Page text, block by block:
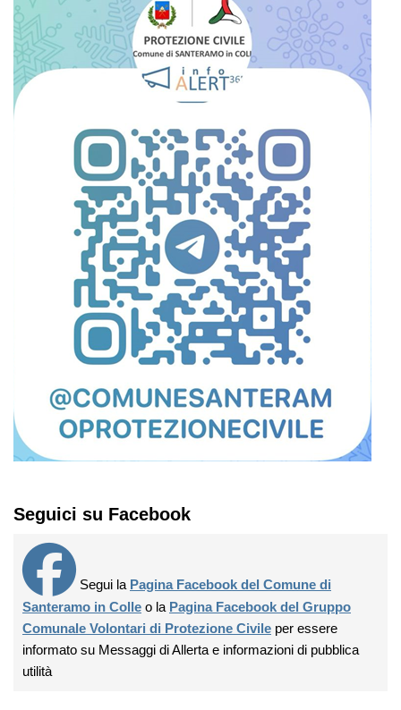
Seguici su Facebook
Segui la Pagina Facebook del Comune di
Santeramo in Colle o la Pagina Facebook del Gruppo
Comunale Volontari di Protezione Civile per essere
informato su Messaggi di Allerta e informazioni di pubblica
utilità